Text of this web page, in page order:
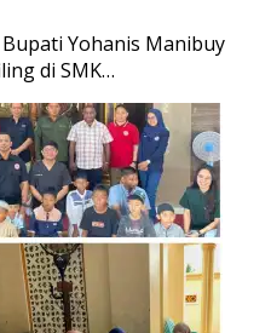
Yohanis Manibuy
di SMK…